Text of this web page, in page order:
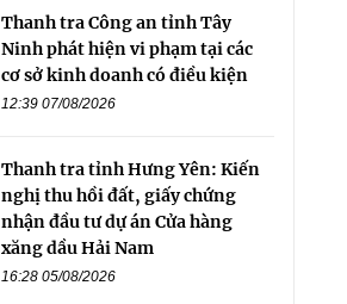
Thanh tra Công an tỉnh Tây
Ninh phát hiện vi phạm tại các
cơ sở kinh doanh có điều kiện
12:39 07/08/2026
Thanh tra tỉnh Hưng Yên: Kiến
nghị thu hồi đất, giấy chứng
nhận đầu tư dự án Cửa hàng
xăng dầu Hải Nam
16:28 05/08/2026